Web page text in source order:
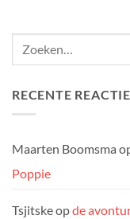
RECENTE
Maarten Boomsma
Poppie
Tsjitskeopde